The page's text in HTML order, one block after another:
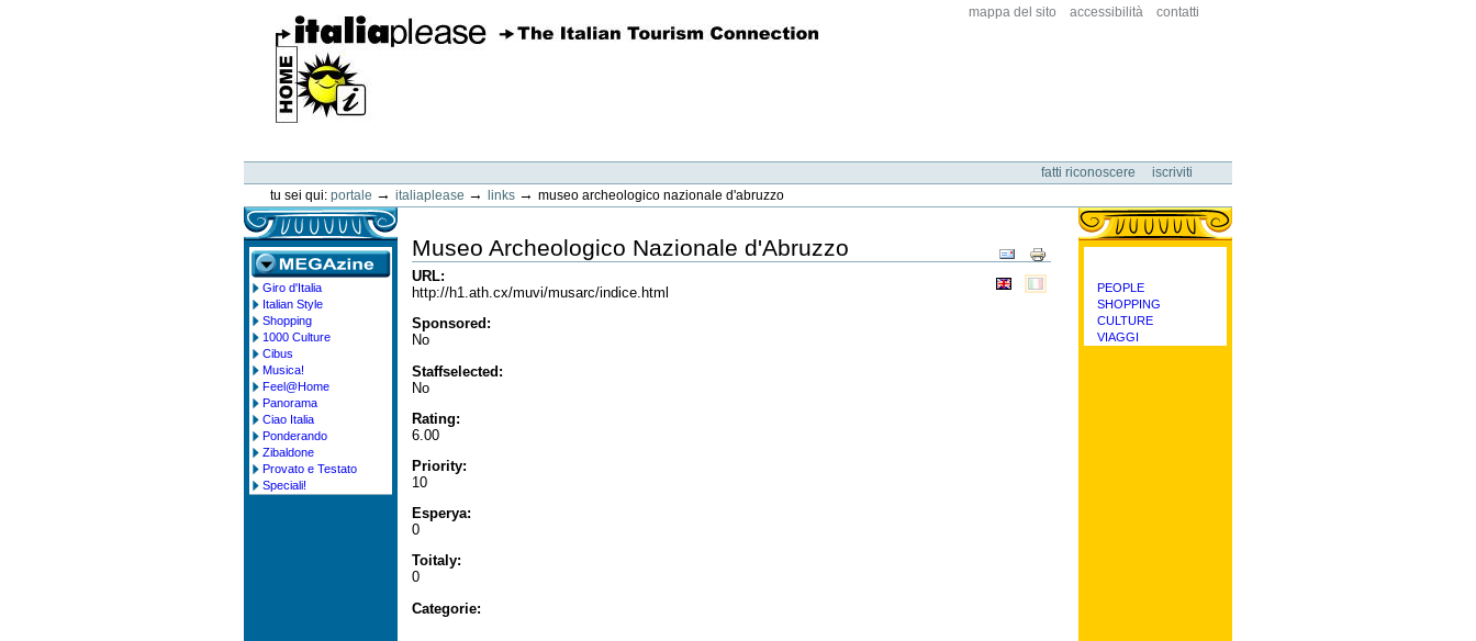
contenuti.
Spostati
navigazione
mappa del sito accessibilità contatti
personali
fatti riconoscere
iscriviti
tu sei qui: portale → italiaplease → links → museo archeologico nazionale d'abruzzo
megazine
Giro d'Italia
Italian Style
Shopping
1000 Culture
Cibus
Musica!
Feel@Home
Panorama
Ciao Italia
Ponderando
Zibaldone
Provato e Testato
Speciali!
Azioni
sul
documento
Museo Archeologico Nazionale d'Abruzzo
URL:
http://h1.ath.cx/muvi/musarc/indice.html
Sponsored :
No
Staffselected:
No
Rating:
6.00
Priority:
10
Esperya:
0
Toitaly:
0
Categorie:
categorie
PEOPLE
SHOPPING
CULTURE
VIAGGI